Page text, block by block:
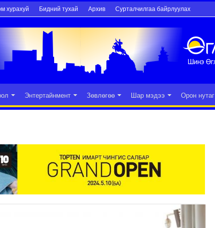
хурахуй Бидний тухай Архив Сурталчилгаа байрлуулах
Энтертайнмент Зөвлөгөө Шар мэдээ Орон нутаг